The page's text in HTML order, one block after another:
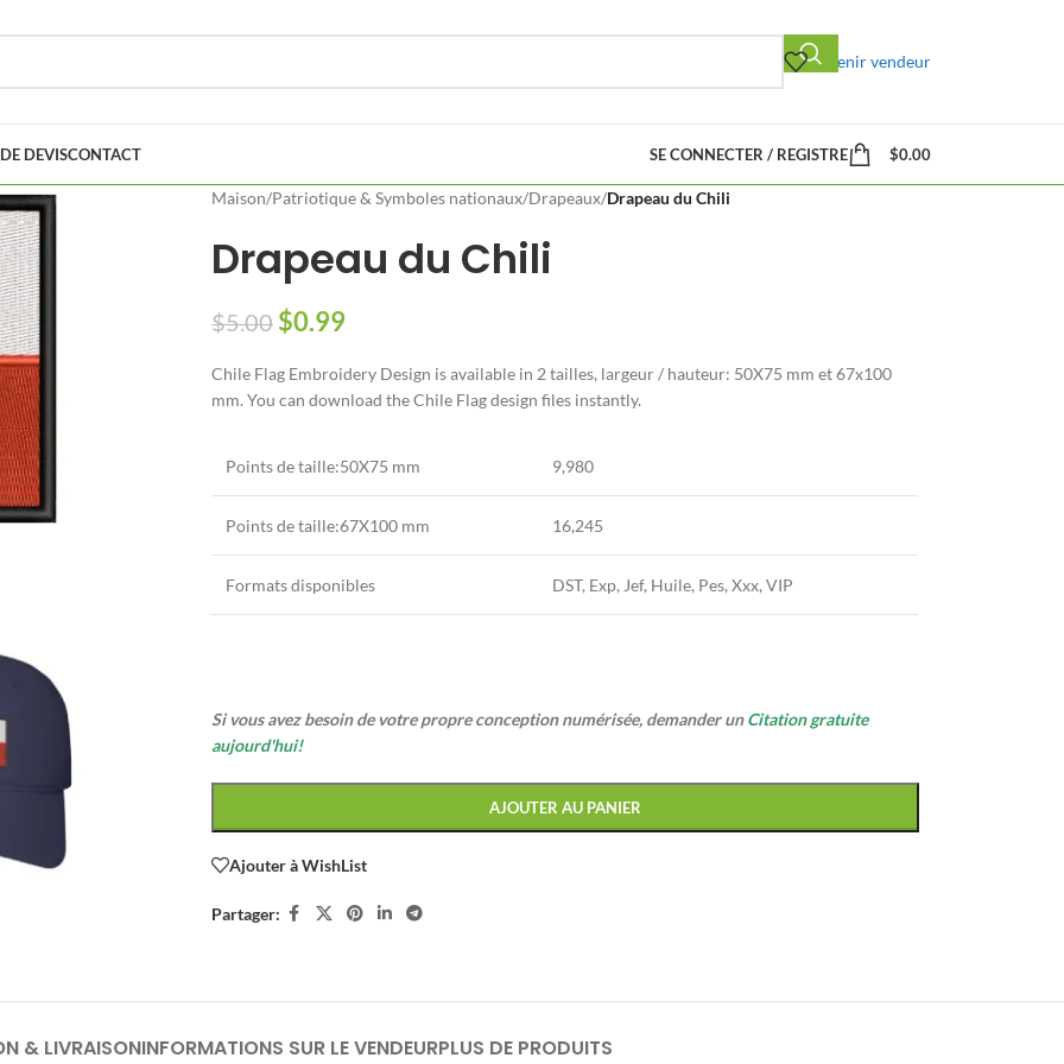
Devenir vendeur
DEVISCONTACT SE CONNECTER / REGISTRE $0.00
Maison/Patriotique & Symboles nationaux/Drapeaux/Drapeau du Chili
Drapeau du Chili
$5.00 $0.99
Chile Flag Embroidery Design is available in 2 tailles, largeur / hauteur: 50X75 mm et 67x100
mm. You can download the Chile Flag design files instantly.
Points de taille:50X75 mm 9,980
Points de taille:67X100 mm 16,245
Formats disponibles DST, Exp, Jef, Huile, Pes, Xxx, VIP
Si vous avez besoin de votre propre conception numérisée, demander unCitation gratuite
aujourd'hui!
AJOUTER AU PANIER
Ajouter à WishList
Partager:
& LIVRAISONINFORMATIONS SUR LE VENDEURPLUS DE PRODUITS